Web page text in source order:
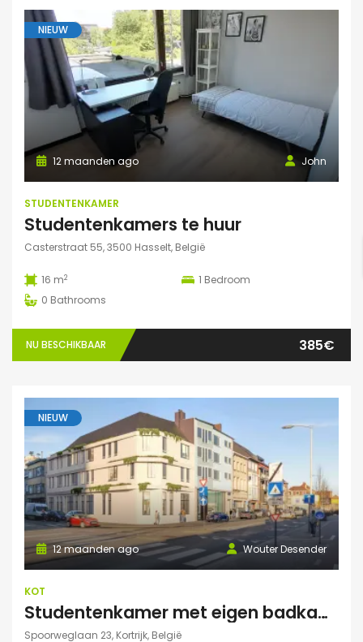
NIEUW
John
12 maanden ago
STUDENTENKAMER
Studentenkamers te huur
Casterstraat 55, 3500 Hasselt, België
16 m2 1 Bedroom
0 Bathrooms
NU BESCHIKBAAR 385€
NIEUW
Wouter Desender
12 maanden ago
KOT
Studentenkamer met eigen badkamer
Spoorweglaan 23, Kortrijk, België